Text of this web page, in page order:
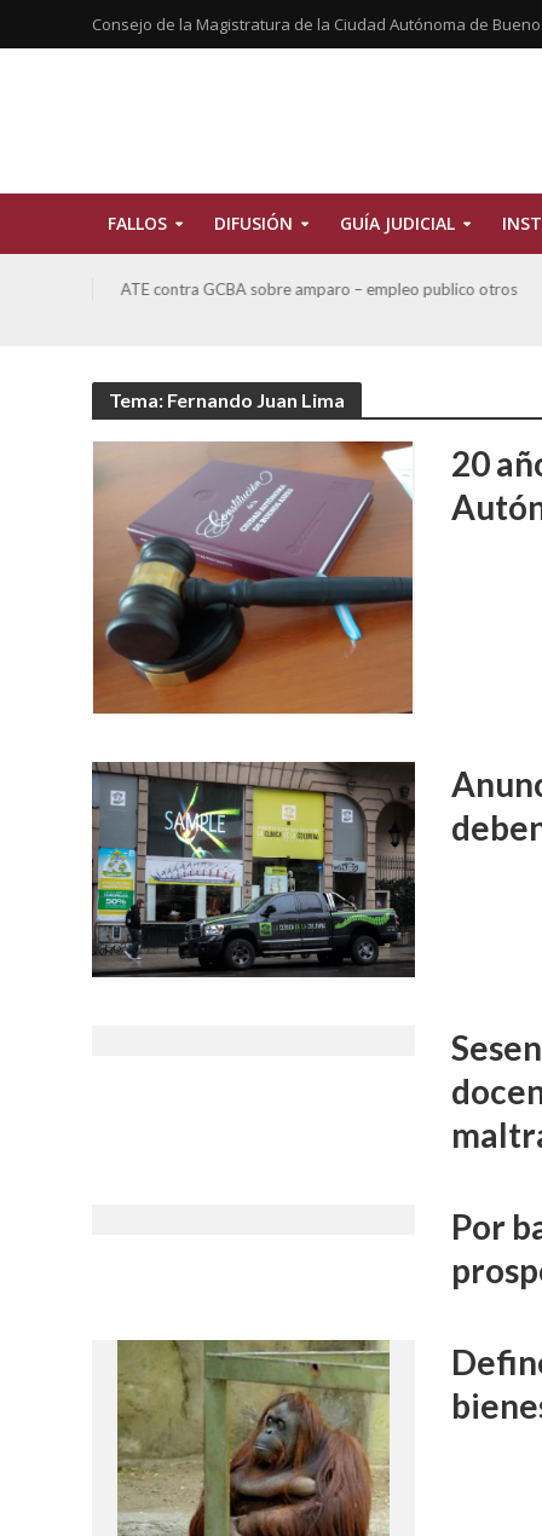
Consejo de la Magistratura de la Ciudad Autónoma de
FALLOS DIFUSIÓN GUÍA JUDICIAL
San Miguel, Alberto Hector y otros contra GCBA y otros
Tema: Fernando Juan Lima
20
Por